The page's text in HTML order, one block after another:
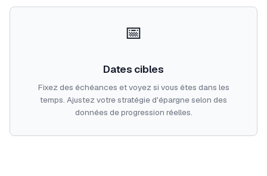
📅
Dates cibles
Fixez des échéances et voyez si vous êtes dans les
temps. Ajustez votre stratégie d'épargne selon des
données de progression réelles.